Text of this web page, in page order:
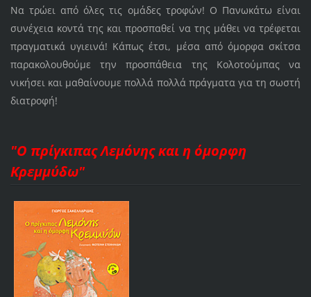
Να τρώει από όλες τις ομάδες τροφών! Ο Πανωκάτω είναι
συνέχεια κοντά της και προσπαθεί να της μάθει να τρέφεται
πραγματικά υγιεινά! Κάπως έτσι, μέσα από όμορφα σκίτσα
παρακολουθούμε την προσπάθεια της Κολοτούμπας να
νικήσει και μαθαίνουμε πολλά πολλά πράγματα για τη σωστή
διατροφή!
"Ο πρίγκιπας Λεμόνης και η όμορφη
Κρεμμύδω"